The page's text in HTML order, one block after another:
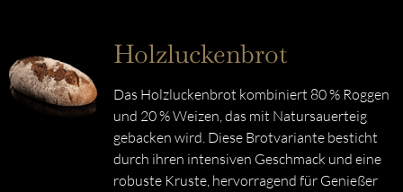
Holzluckenbrot
Das Holzluckenbrot kombiniert 80 % Roggen
und 20 % Weizen, das mit Natursauerteig
gebacken wird. Diese Brotvariante besticht
durch ihren intensiven Geschmack und eine
robuste Kruste, hervorragend für Genießer